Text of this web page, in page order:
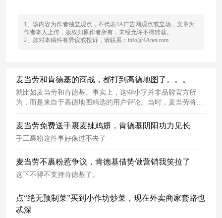
1、该内容为作者独立观点，不代表4A广告网观点或立场，文章为
作者本人上传，版权归原作者所有，未经允许不得转载。
2、如对本稿件有异议或投诉，请联系：info@4Anet.com
麦当劳和肯德基的商战，都打到高德地图了。。。
就比如麦当劳和肯德基。事实上，这些小字并非品牌官方所
为，而是来自于高德地图精选的用户评论。当时，麦当劳将一
直以来现场手工裹粉的麦辣鸡翅，改为预制半成品统一复炸。
从此，网友们记住了这对欢喜冤家，肯德基和麦当劳的世纪商
战也成为了业内的一段“美谈”。
麦当劳免费送手裹麦辣鸡翅，肯德基阴阳功力见长
手工裹粉这件事好像过不去了
麦当劳不裹粉惹争议，肯德基借势做营销我笑拉了
这下不得不支持肯德基了。
点“绝无预制菜”买到小作坊炒菜，现在外卖商家套路也
忒深